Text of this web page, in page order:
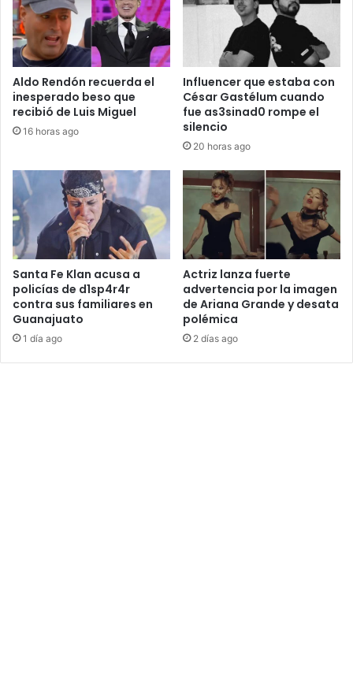
Aldo Rendón recuerda el
inesperado beso que
recibió de Luis Miguel
16 horas ago
Influencer que estaba con
César Gastélum cuando
fue as3sinad0 rompe el
silencio
20 horas ago
Santa Fe Klan acusa a
policías de d1sp4r4r
contra sus familiares en
Guanajuato
1 día ago
Actriz lanza fuerte
advertencia por la imagen
de Ariana Grande y desata
polémica
2 días ago